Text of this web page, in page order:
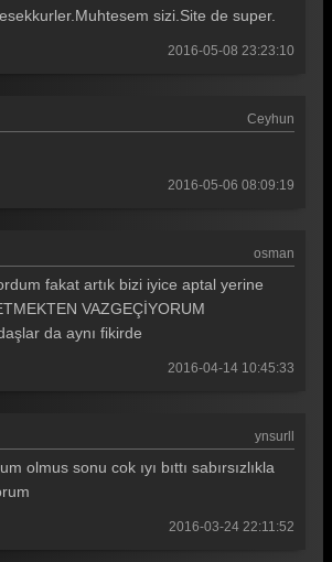
sizi.Site de super.
2016-05-08 23:23:10
Ceyhun
2016-05-06 08:09:19
osman
fakat artık bizi iyice aptal yerine
VAZGEÇİYORUM
da aynı fikirde
2016-04-14 10:45:33
ynsurll
olmus sonu cok ıyı bıttı sabırsızlıkla
2016-03-24 22:11:52